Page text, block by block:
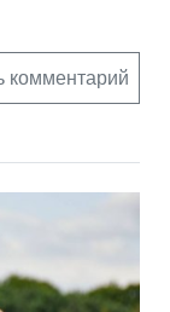
комментарий